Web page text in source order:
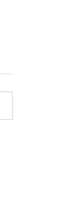
para envio de
Imobiliárias